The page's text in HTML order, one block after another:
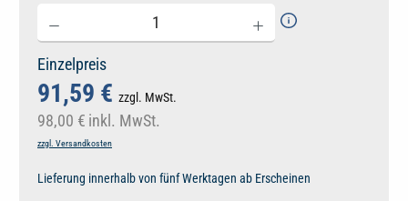
Einzelpreis
91,59 € zzgl. MwSt.
98,00 € inkl. MwSt.
zzgl. Versandkosten
Lieferung innerhalb von fünf Werktagen ab Erscheinen